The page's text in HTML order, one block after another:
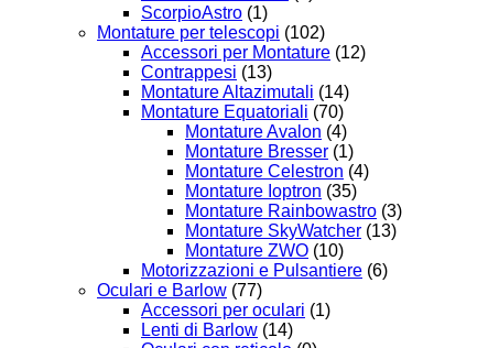
ScorpioAstro (1)
Montature per telescopi (102)
Accessori per Montature (12)
Contrappesi (13)
Montature Altazimutali (14)
Montature Equatoriali (70)
Montature Avalon (4)
Montature Bresser (1)
Montature Celestron (4)
Montature Ioptron (35)
Montature Rainbowastro (3)
Montature SkyWatcher (13)
Montature ZWO (10)
Motorizzazioni e Pulsantiere (6)
Oculari e Barlow (77)
Accessori per oculari (1)
Lenti di Barlow (14)